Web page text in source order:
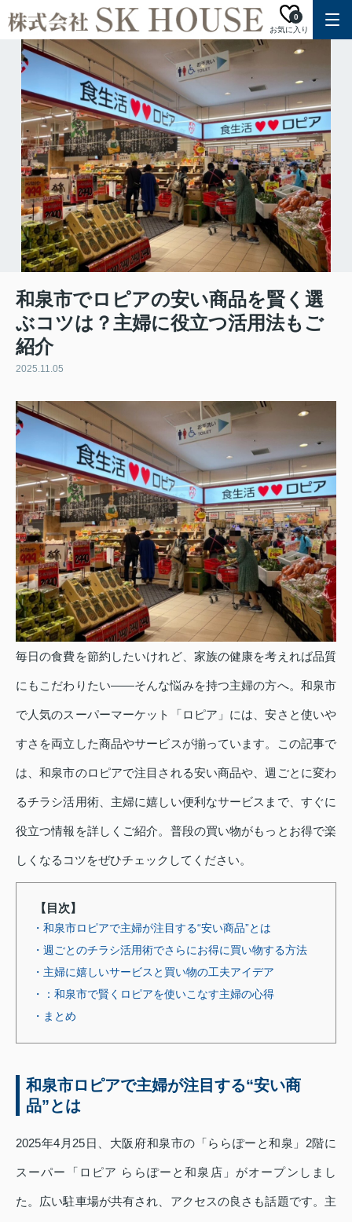
お気に入り
0
和泉市でロピアの安い商品を賢く選
ぶコツは？主婦に役立つ活用法もご
紹介
2025.11.05
毎日の食費を節約したいけれど、家族の健康を考えれば品質
にもこだわりたい——そんな悩みを持つ主婦の方へ。和泉市
で人気のスーパーマーケット「ロピア」には、安さと使いや
すさを両立した商品やサービスが揃っています。この記事で
は、和泉市のロピアで注目される安い商品や、週ごとに変わ
るチラシ活用術、主婦に嬉しい便利なサービスまで、すぐに
役立つ情報を詳しくご紹介。普段の買い物がもっとお得で楽
しくなるコツをぜひチェックしてください。
【目次】
・和泉市ロピアで主婦が注目する“安い商品”とは
・週ごとのチラシ活用術でさらにお得に買い物する方法
・主婦に嬉しいサービスと買い物の工夫アイデア
・：和泉市で賢くロピアを使いこなす主婦の心得
・まとめ
和泉市ロピアで主婦が注目する“安い商
品”とは
2025年4月25日、大阪府和泉市の「ららぽーと和泉」2階に
スーパー「ロピア ららぽーと和泉店」がオープンしまし
た。広い駐車場が共有され、アクセスの良さも話題です。主